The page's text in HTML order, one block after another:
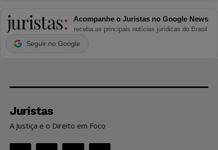
Acompanhe o Juristas no Google News
receba as principais notícias jurídicas do Brasil
Seguir no Google
Juristas
A Justiça e o Direito em Foco